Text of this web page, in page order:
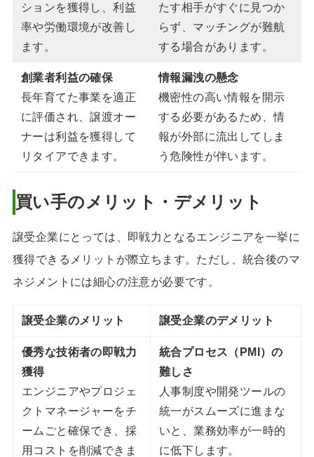
ションを獲得し、利益
率や労働環境が改善し
ます。
たす相手がすぐに見つか
らず、マッチングが難航
する場合があります。
創業者利益の確保
長年育てた事業を適正
に評価され、譲渡オー
ナーは利益を獲得して
リタイアできます。
情報漏洩の懸念
機密性の高い情報を開示
する必要があるため、情
報が外部に流出してしま
う危険性が伴います。
買い手のメリット・デメリット
譲受企業にとっては、即戦力となるエンジニアを一挙に
獲得できるメリットが際立ちます。ただし、統合後のマ
ネジメントには細心の注意が必要です。
譲受企業のメリット 譲受企業のデメリット
優秀な技術者の即戦力
獲得
エンジニアやプロジェ
クトマネージャーをチ
ームごと確保でき、採
用コストを削減できま
統合プロセス（PMI）の
難しさ
人事制度や開発ツールの
統一がスムーズに進まな
いと、業務効率が一時的
に低下します。